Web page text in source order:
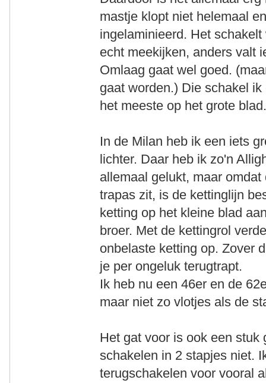
mastje klopt niet helemaal
ingelaminieerd. Het
echt meekijken, anders valt
Omlaag gaat wel goed.
gaat worden.) Die schakel
het meeste op het grote
In de Milan heb ik een iets
lichter. Daar heb ik zo'n
allemaal gelukt, maar
trapas zit, is de kettinglijn
ketting op het kleine blad
broer. Met de kettingrol
onbelaste ketting op. Zover
je per ongeluk terugtrapt.
Ik heb nu een 46er en de
maar niet zo vlotjes als de
Het gat voor is ook een stuk
schakelen in 2 stapjes niet.
terugschakelen voor vooral